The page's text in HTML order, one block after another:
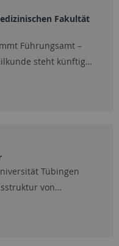
Fakultät
Führungsamt –
steht künftig…
Tübingen
von…